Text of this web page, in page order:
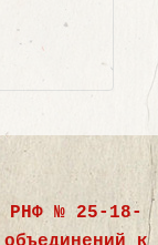
РНФ № 25-18-